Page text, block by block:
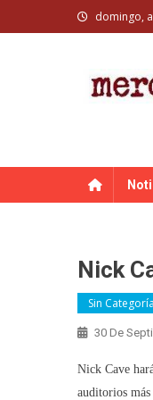
to
domingo,
Nick
Sin Categoría
30 De
Nick Cave
auditorios